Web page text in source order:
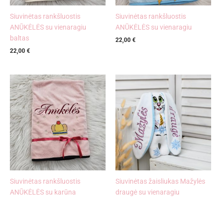
Siuvinėtas rankšluostis
ANŪKĖLĖS su vienaragiu
baltas
22,00 €
Siuvinėtas rankšluostis
ANŪKĖLĖS su vienaragiu
22,00 €
Siuvinėtas rankšluostis
ANŪKĖLĖS su karūna
Siuvinėtas žaisliukas Mažylės
draugė su vienaragiu